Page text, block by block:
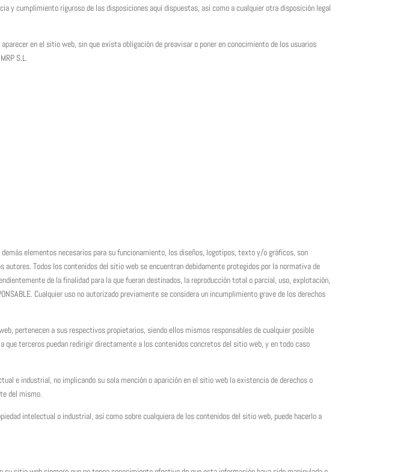
y cumplimiento riguroso de las disposiciones aquí dispuestas, así como a cualquier otra disposición legal
en el sitio web, sin que exista obligación de preavisar o poner en conocimiento de los usuarios
S.L.
elementos necesarios para su funcionamiento, los diseños, logotipos, texto y/o gráficos, son
autores. Todos los contenidos del sitio web se encuentran debidamente protegidos por la normativa de
de la finalidad para la que fueran destinados, la reproducción total o parcial, uso, explotación,
Cualquier uso no autorizado previamente se considera un incumplimiento grave de los derechos
pertenecen a sus respectivos propietarios, siendo ellos mismos responsables de cualquier posible
terceros puedan redirigir directamente a los contenidos concretos del sitio web, y en todo caso
e industrial, no implicando su sola mención o aparición en el sitio web la existencia de derechos o
del mismo.
intelectual o industrial, así como sobre cualquiera de los contenidos del sitio web, puede hacerlo a